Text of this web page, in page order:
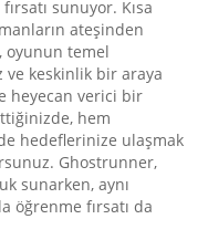
sunuyor. Kısa
ateşinden
oyunun temel
keskinlik bir araya
heyecan verici bir
hem
hedeflerinize ulaşmak
Ghostrunner,
sunarken, aynı
öğrenme fırsatı da